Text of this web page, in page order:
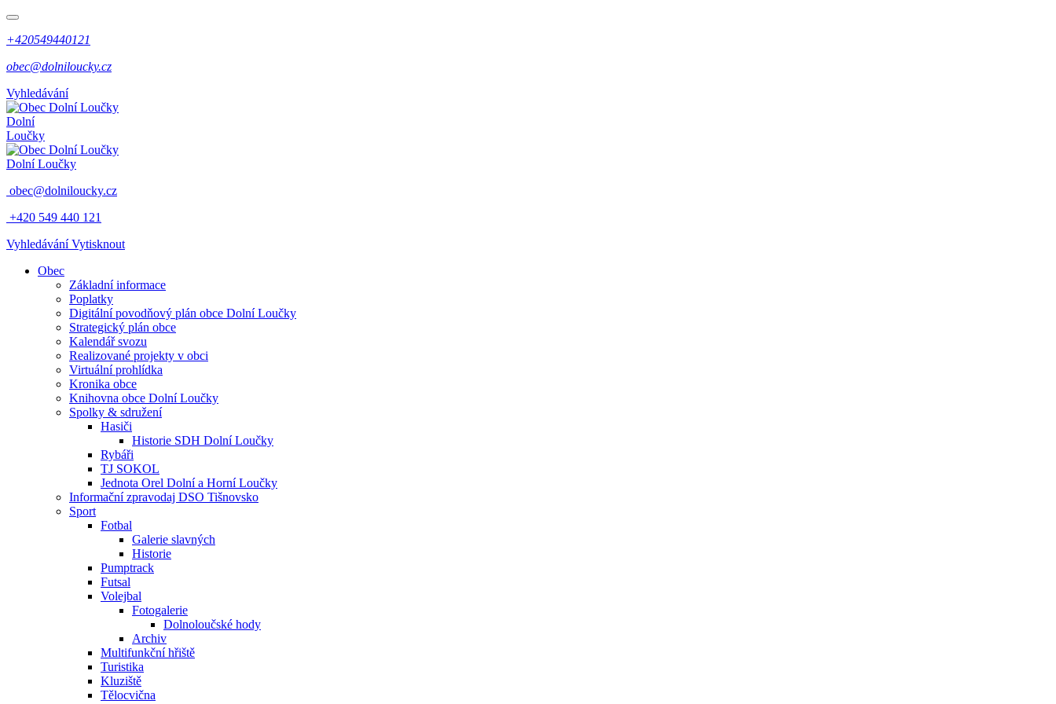
+420549440121
obec@dolniloucky.cz
Vyhledávání
Dolní
Loučky
Dolní Loučky
obec@dolniloucky.cz
+420 549 440 121
Vyhledávání Vytisknout
Obec
Základní informace
Poplatky
Digitální povodňový plán obce Dolní Loučky
Strategický plán obce
Kalendář svozu
Realizované projekty v obci
Virtuální prohlídka
Kronika obce
Knihovna obce Dolní Loučky
Spolky & sdružení
Hasiči
Historie SDH Dolní Loučky
Rybáři
TJ SOKOL
Jednota Orel Dolní a Horní Loučky
Informační zpravodaj DSO Tišnovsko
Sport
Fotbal
Galerie slavných
Historie
Pumptrack
Futsal
Volejbal
Fotogalerie
Dolnoloučské hody
Archiv
Multifunkční hřiště
Turistika
Kluziště
Tělocvična